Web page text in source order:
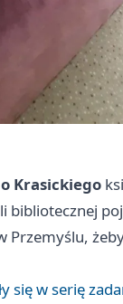
Krasickiego
bibliotecznej
Przemyślu,
się w serię